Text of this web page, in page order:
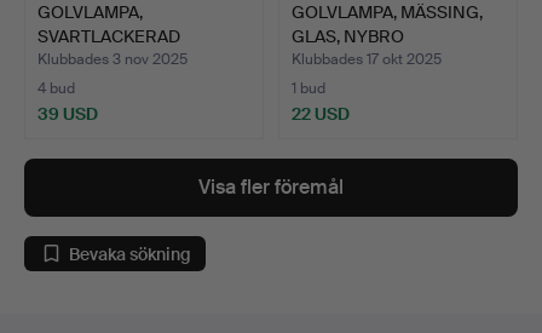
GOLVLAMPA,
SVARTLACKERAD
METALLSTOMME, TYG…
Klubbades 3 nov 2025
4 bud
39 USD
GOLVLAMPA, MÄSSING,
GLAS, NYBRO
ARMATURFAB…
Klubbades 17 okt 2025
1 bud
22 USD
Visa fler föremål
Bevaka sökning